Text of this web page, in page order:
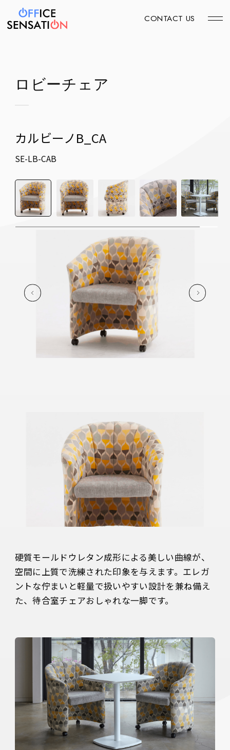
CONTACT US
ロビーチェア
カルビーノB_CA
SE-LB-CAB
硬質モールドウレタン成形による美しい曲線が、
空間に上質で洗練された印象を与えます。エレガ
ントな佇まいと軽量で扱いやすい設計を兼ね備え
た、待合室チェアおしゃれな一脚です。